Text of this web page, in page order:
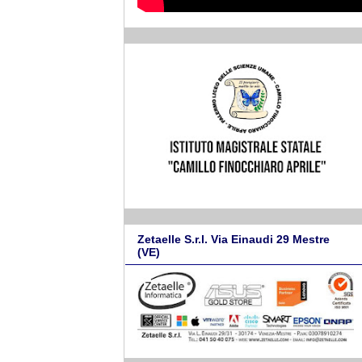
Zetaelle S.r.l. Via Einaudi 29 Mestre
(VE)